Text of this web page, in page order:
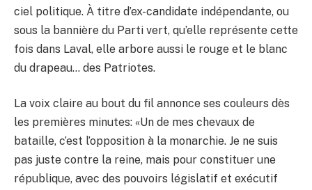
ciel politique. À titre d’ex-candidate indépendante, ou
sous la bannière du Parti vert, qu’elle représente cette
fois dans Laval, elle arbore aussi le rouge et le blanc
du drapeau… des Patriotes.
La voix claire au bout du fil annonce ses couleurs dès
les premières minutes: «Un de mes chevaux de
bataille, c’est l’opposition à la monarchie. Je ne suis
pas juste contre la reine, mais pour constituer une
république, avec des pouvoirs législatif et exécutif